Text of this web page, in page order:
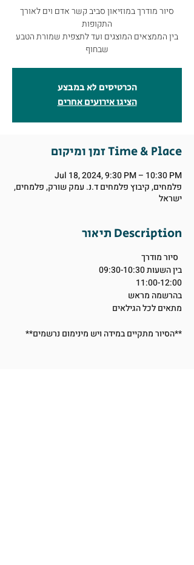
סיור מודרך במוזיאון סביב קשר אדם וים לאורך
התקופות
בין הממצאים המוצגים ועד לתצפית שמורת הטבע
שבחוף
הכרטיסים לא במבצע
הציגו אירועים אחרים
זמן ומיקום Time & Place
Jul 18, 2024, 9:30 PM – 10:30 PM
פלמחים, קיבוץ פלמחים ד.נ. עמק שורק, פלמחים,
ישראל
תיאור Description
בין השעות 09:30-10:30
11:00-12:00
בהרשמה מראש
מתאים לכל הגילאים
**הסיור מתקיים במידה ויש מינימום נרשמים**